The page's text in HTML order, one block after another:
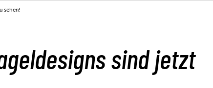
sehen!
sind jetzt